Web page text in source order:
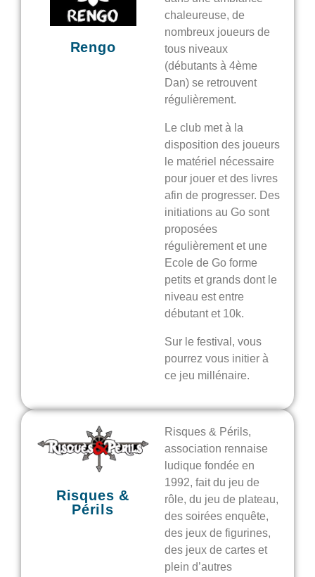
Rengo
chaleureuse, de
nombreux joueurs de
tous niveaux
(débutants à 4ème
Dan) se retrouvent
régulièrement.
Le club met à la
disposition des joueurs
le matériel nécessaire
pour jouer et des livres
afin de progresser. Des
initiations au Go sont
proposées
régulièrement et une
Ecole de Go forme
petits et grands dont le
niveau est entre
débutant et 10k.
Sur le festival, vous
pourrez vous initier à
ce jeu millénaire.
Risques &
Périls
Risques & Périls,
association rennaise
ludique fondée en
1992, fait du jeu de
rôle, du jeu de plateau,
des soirées enquête,
des jeux de figurines,
des jeux de cartes et
plein d’autres